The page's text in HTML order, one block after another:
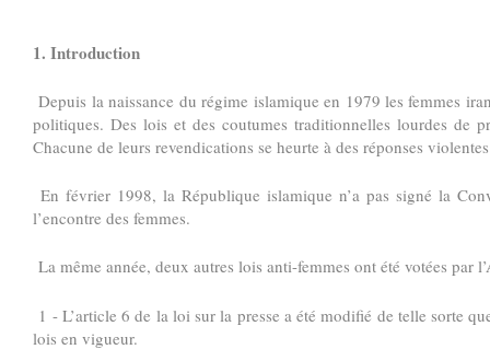
1. Introduction
Depuis la naissance du régime islamique en 1979 les femmes
politiques. Des lois et des coutumes traditionnelles lourdes de
Chacune de leurs revendications se heurte à des réponses
En février 1998, la République islamique n’a pas signé la
l’encontre des femmes.
La même année, deux autres lois anti-femmes ont été votées par
1 - L’article 6 de la loi sur la presse a été modifié de telle sorte
lois en vigueur.